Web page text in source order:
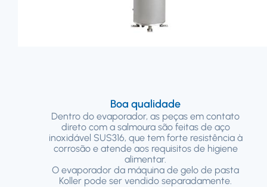
Boa qualidade
Dentro do evaporador, as peças em contato
direto com a salmoura são feitas de aço
inoxidável SUS316, que tem forte resistência à
corrosão e atende aos requisitos de higiene
alimentar.
O evaporador da máquina de gelo de pasta
Koller pode ser vendido separadamente.